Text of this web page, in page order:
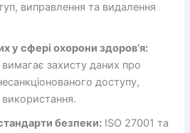
виправлення та видалення
у сфері охорони здоров’я:
захисту даних про
доступу,
безпеки: ISO 27001 та